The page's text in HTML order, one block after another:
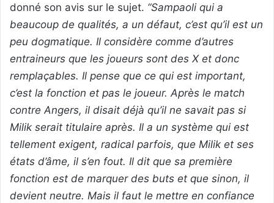
donné son avis sur le sujet. “Sampaoli qui a
beaucoup de qualités, a un défaut, c’est qu’il est un
peu dogmatique. Il considère comme d’autres
entraineurs que les joueurs sont des X et donc
remplaçables. Il pense que ce qui est important,
c’est la fonction et pas le joueur. Après le match
contre Angers, il disait déjà qu’il ne savait pas si
Milik serait titulaire après. Il a un système qui est
tellement exigent, radical parfois, que Milik et ses
états d’âme, il s’en fout. Il dit que sa première
fonction est de marquer des buts et que sinon, il
devient neutre. Mais il faut le mettre en confiance